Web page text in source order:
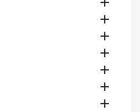





